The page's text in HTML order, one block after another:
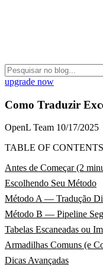
upgrade now
Como Traduzir
OpenL Team 10/17/2025
TABLE OF CONTENTS
Antes de Começar (2
Escolhendo Seu Método
Método A — Tradução
Método B — Pipeline
Tabelas Escaneadas ou
Armadilhas Comuns (e
Dicas Avançadas